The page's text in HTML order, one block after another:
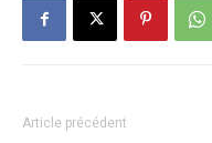
Article précédent